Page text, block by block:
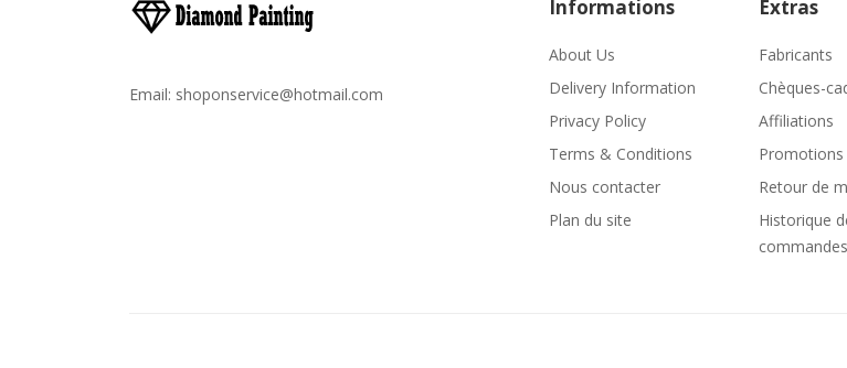
Email: shoponservice@hotmail.com
Informations
About Us
Delivery Information
Privacy Policy
Terms & Conditions
Nous contacter
Plan du site
Extras
Fabricants
Chèques-
Affiliations
Promotions
Retour de
Historique
commandes